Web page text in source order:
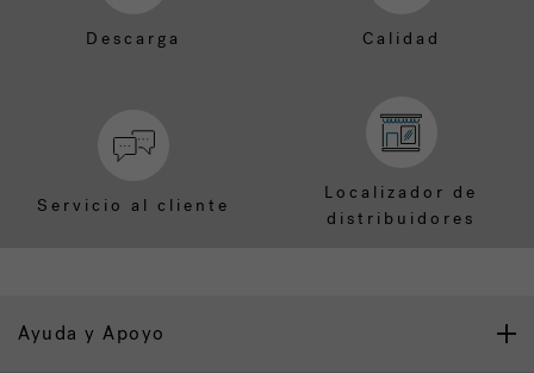
Descarga Calidad
Servicio al cliente
Localizador de
distribuidores
Ayuda y Apoyo